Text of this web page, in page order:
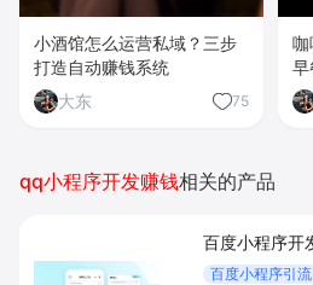
小酒馆怎么运营私域？三步
打造自动赚钱系统
大东
75
咖
早
qq小程序开发赚钱相关的产品
百度小程序开
百度小程序引流